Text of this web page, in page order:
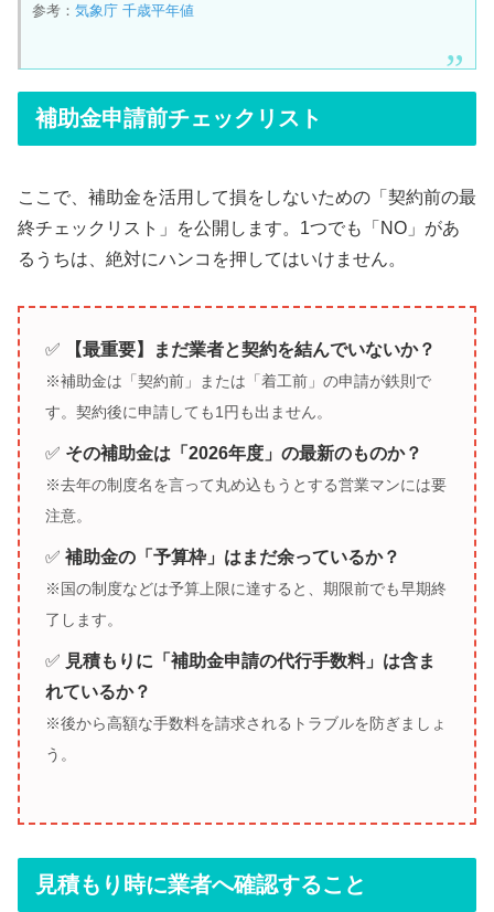
参考： 気象庁 千歳平年値
補助金申請前チェックリスト
ここで、補助金を活用して損をしないための「契約前の最
終チェックリスト」を公開します。1つでも「NO」があ
るうちは、絶対にハンコを押してはいけません。
✅ 【最重要】まだ業者と契約を結んでいないか？
※補助金は「契約前」または「着工前」の申請が鉄則で
す。契約後に申請しても1円も出ません。
✅ その補助金は「2026年度」の最新のものか？
※去年の制度名を言って丸め込もうとする営業マンには要
注意。
✅補助金の「予算枠」はまだ余っているか？
※国の制度などは予算上限に達すると、期限前でも早期終
了します。
✅ 見積もりに「補助金申請の代行手数料」は含ま
れているか？
※後から高額な手数料を請求されるトラブルを防ぎましょ
う。
見積もり時に業者へ確認すること